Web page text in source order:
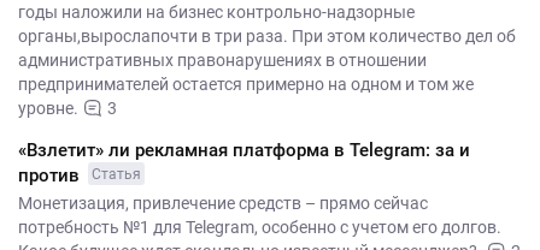
годы наложили на бизнес контрольно-надзорные
органы,вырослапочти в три раза. При этом количество дел об
административных правонарушениях в отношении
предпринимателей остается примерно на одном и том же
уровне.
3
«Взлетит» ли рекламная платформа в Telegram: за и
против
Статья
Монетизация, привлечение средств – прямо сейчас
потребность №1 для Telegram, особенно с учетом его долгов.